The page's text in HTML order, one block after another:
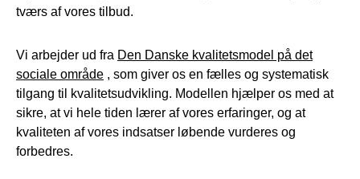
tværs af vores tilbud.
Vi arbejder ud fra Den Danske kvalitetsmodel på det
sociale område , som giver os en fælles og systematisk
tilgang til kvalitetsudvikling. Modellen hjælper os med at
sikre, at vi hele tiden lærer af vores erfaringer, og at
kvaliteten af vores indsatser løbende vurderes og
forbedres.